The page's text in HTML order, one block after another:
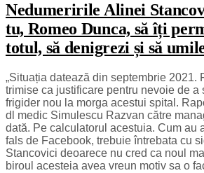
Nedumeririle Alinei
tu, Romeo Dunca, să îți
totul, să denigrezi și să
„Situația datează din septembrie 2021.
trimise ca justificare pentru nevoie de a
frigider nou la morga acestui spital.
dl medic Simulescu Razvan către
dată. Pe calculatorul acestuia. Cum au
fals de Facebook, trebuie întrebata cu
Stancovici deoarece nu cred ca noul
biroul acesteia avea vreun motiv sa o